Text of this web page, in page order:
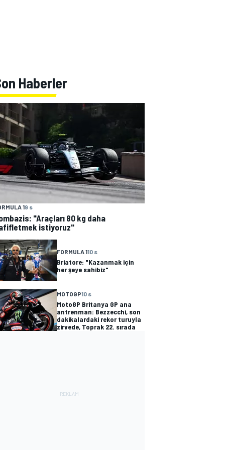
Haberler
19 s
"Araçları 80 kg daha
istiyoruz"
FORMULA 110 s
Briatore: "Kazanmak için
her şeye sahibiz"
MOTOGP10 s
MotoGP Britanya GP ana
antrenman: Bezzecchi, son
dakikalardaki rekor turuyla
zirvede, Toprak 22. sırada